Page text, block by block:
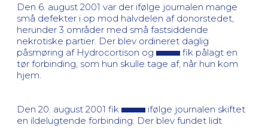
Den 6. august 2001 var der ifølge journalen mange
små defekter i op mod halvdelen af donorstedet,
herunder 3 områder med små fastsiddende
nekrotiske partier. Der blev ordineret daglig
påsmøring af Hydrocortison og
fik pålagt en
tør forbinding, som hun skulle tage af, når hun kom
hjem.
Den 20. august 2001 fik
ifølge journalen skiftet
en ildelugtende forbinding. Der blev fundet lidt